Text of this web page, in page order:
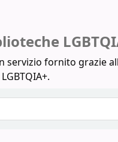
servizio fornito